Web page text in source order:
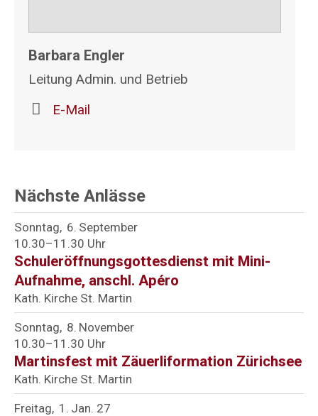
Barbara Engler
Leitung Admin. und Betrieb
E-Mail
Nächste Anlässe
Sonntag 6 September
10.30–11.30 Uhr
Schuleröffnungsgottesdienst mit Mini-
Aufnahme, anschl. Apéro
Kath. Kirche St. Martin
Sonntag 8 November
10.30–11.30 Uhr
Martinsfest mit Zäuerliformation Zürichsee
Kath. Kirche St. Martin
Freitag 1 Jan. 27